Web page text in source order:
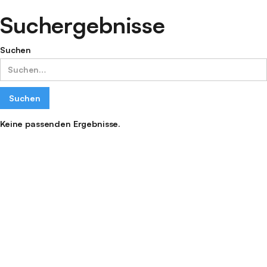
Suchergebnisse
Suchen
Keine passenden Ergebnisse.